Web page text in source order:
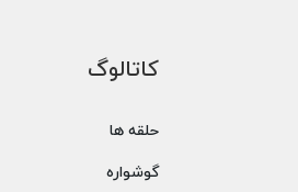
کاتالوگ
حلقه ها
گوشواره